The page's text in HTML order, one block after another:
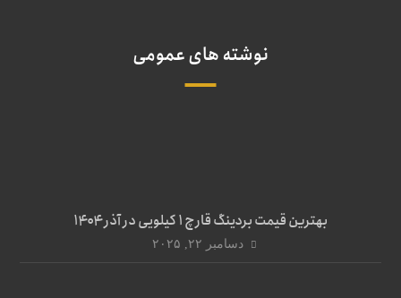
نوشته های عمومی
بهترین قیمت بردینگ قارچ 1 کیلویی در آذر ۱۴۰۴
دسامبر ۲۲, ۲۰۲۵